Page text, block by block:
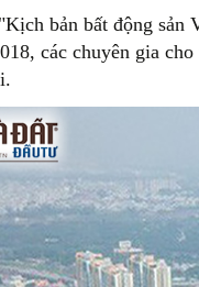
bản bất động sản
các chuyên gia